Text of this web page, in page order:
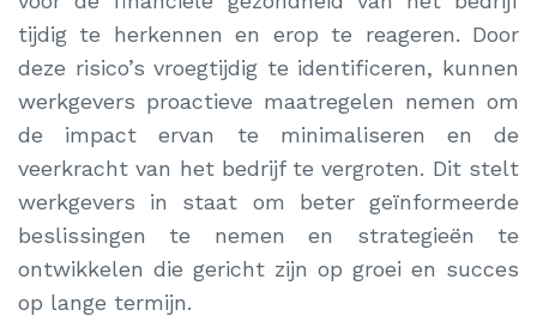
tijdig te herkennen en erop te reageren. Door
deze risico’s vroegtijdig te identificeren, kunnen
werkgevers proactieve maatregelen nemen om
de impact ervan te minimaliseren en de
veerkracht van het bedrijf te vergroten. Dit stelt
werkgevers in staat om beter geïnformeerde
beslissingen te nemen en strategieën te
ontwikkelen die gericht zijn op groei en succes
op lange termijn.